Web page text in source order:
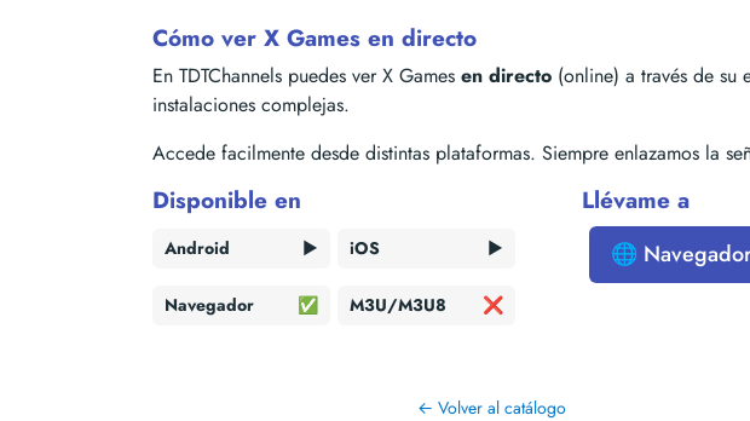
Cómo ver X Games en directo
En TDTChannels puedes ver X Games en directo (online) a través de su
instalaciones complejas.
Accede facilmente desde distintas plataformas. Siempre enlazamos la
Disponible en
Android ▶️ iOS ▶️
Navegador ✅ M3U/M3U8 ❌
Llévame a
🌐
← Volver al catálogo